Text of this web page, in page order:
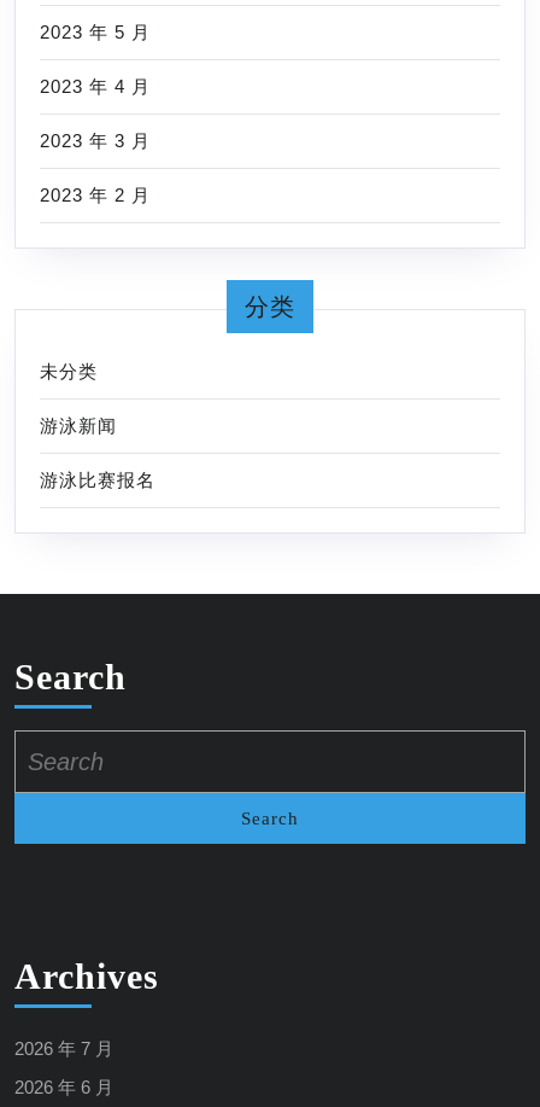
2023 年 5 月
2023 年 4 月
2023 年 3 月
2023 年 2 月
分类
未分类
游泳新闻
游泳比赛报名
Search
for:
Archives
2026 年 7 月
2026 年 6 月